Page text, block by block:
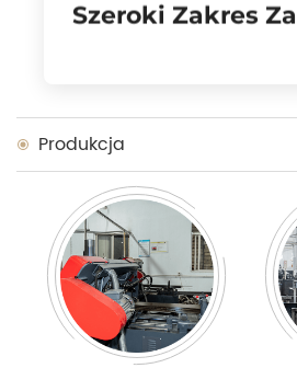
Szeroki Zakres
Szeroki Zakres
Produkcja